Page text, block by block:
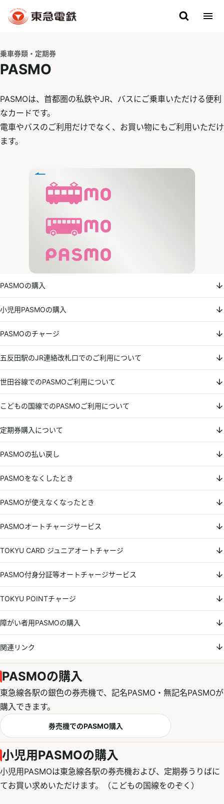
乗車券類・定期券
PASMO
PASMOは、首都圏の私鉄やJR、バスにご乗車いただける便利
なカードです。
電車やバスのご利用だけでなく、お買い物にもご利用いただけ
ます。
PASMOの購入
小児用PASMOの購入
PASMOのチャージ
五反田駅のJR連絡改札口でのご利用について
世田谷線でのPASMOご利用について
こどもの国線でのPASMOご利用について
定期券購入について
PASMOの払い戻し
PASMOをなくしたとき
PASMOが使えなくなったとき
PASMOオートチャージサービス
TOKYU CARD ジュニアオートチャージ
PASMO付身分証等オートチャージサービス
TOKYU POINTチャージ
障がい者用PASMOの購入
関連リンク
PASMOの購入
東急線各駅の銀色の券売機で、記名PASMO・無記名PASMOが
購入できます。
券売機でのPASMO購入
小児用PASMOの購入
小児用PASMOは東急線各駅の券売機および、定期券うりばに
てお買い求めいただけます。（こどもの国線をのぞく）